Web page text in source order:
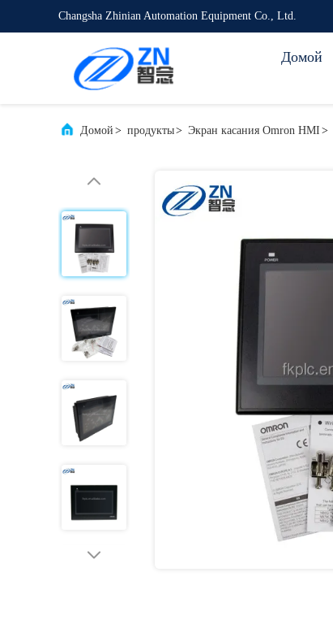
Changsha Zhinian Automation Equipment Co., Ltd.
Домой
Домой > продукты> Экран касания Omron HMI >